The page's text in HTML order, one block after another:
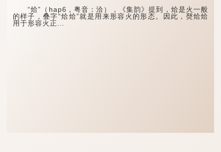
“烚”（hap6，粤音：洽），《集韵》提到，烚是火一般
的样子，叠字“烚烚”就是用来形容火的形态。因此，㷫烚烚
用于形容火正...